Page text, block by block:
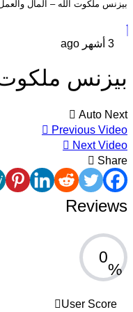
بيزنس ملكوت الله – المال
3 أشهر ago
بيزنس ملكوت
Auto Next
Previous Video
Next Video
Share
Reviews
0
%
User Score